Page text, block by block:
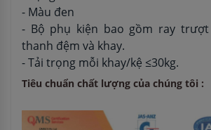
- Màu đen
- Bộ phụ kiện bao gồm ray trượt
thanh đệm và khay.
- Tải trọng mỗi khay/kệ ≤30kg.
Tiêu chuẩn chất lượng của chúng tôi :